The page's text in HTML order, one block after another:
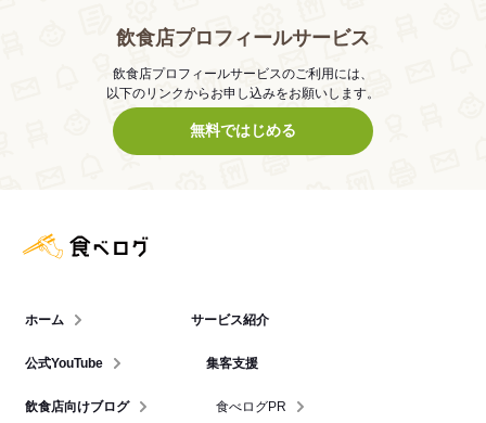
飲食店プロフィールサービス
飲食店プロフィールサービスのご利用には、
以下のリンクからお申し込みをお願いします。
無料ではじめる
ホーム
公式YouTube
飲食店向けブログ
サービス紹介
集客支援
食べログPR